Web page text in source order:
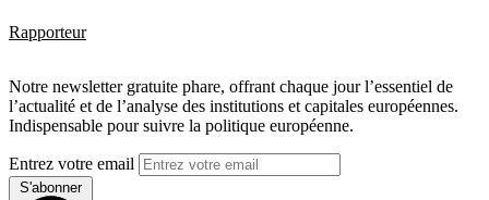
Rapporteur
Notre newsletter gratuite phare, offrant chaque jour l’essentiel de
l’actualité et de l’analyse des institutions et capitales européennes.
Indispensable pour suivre la politique européenne.
Entrez votre email
S'abonner